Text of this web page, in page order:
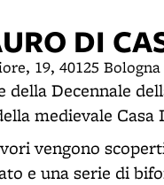
DI
19, 40125 Bologna
della Decennale
medievale
vengono
e una serie di